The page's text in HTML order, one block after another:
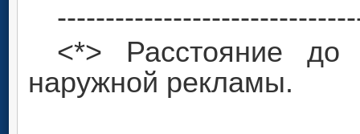
<*> Расстояние до
наружной рекламы.